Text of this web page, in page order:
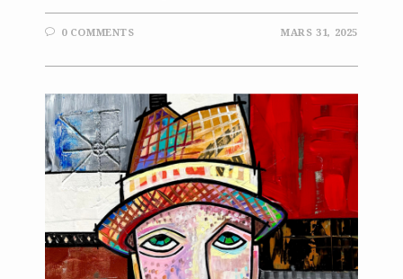
0 COMMENTS MARS 31, 2025